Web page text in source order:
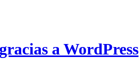
a WordPress